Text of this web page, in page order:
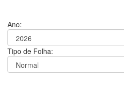
Ano:
Tipo de Folha: